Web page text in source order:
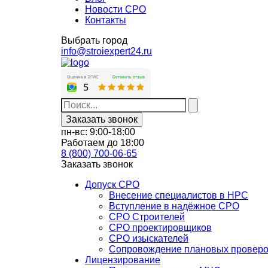
Новости СРО
Контакты
Выбрать город
info@stroiexpert24.ru
Заказать звонок
пн-вс: 9:00-18:00
Работаем до 18:00
8 (800) 700-06-65
Заказать звонок
Допуск СРО
Внесение специалистов в НРС
Вступление в надёжное СРО
СРО Строителей
СРО проектировщиков
СРО изыскателей
Сопровождение плановых
Лицензирование